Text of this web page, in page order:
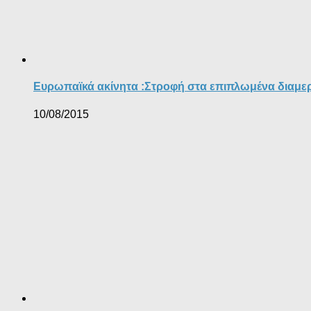
Ευρωπαϊκά ακίνητα :Στροφή στα επιπλωμένα
10/08/2015